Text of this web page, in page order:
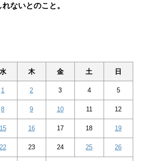
れないとのこと。
水 木 金 土 日
1 2 3 4 5
8 9 10 11 12
15 16 17 18 19
22 23 24 25 26